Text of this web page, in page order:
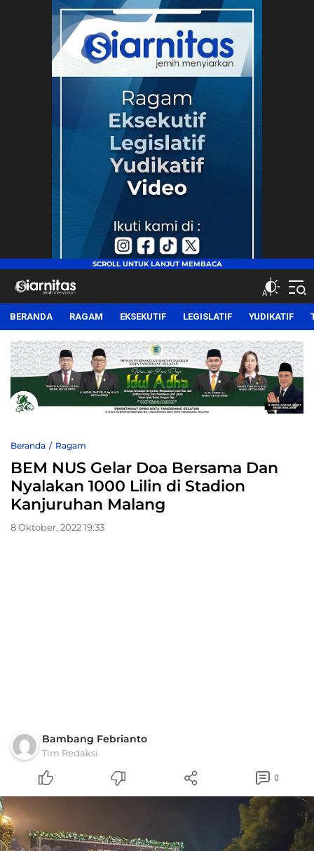
siarnitas
Jernih Menyiarkan
BERANDA RAGAM EKSEKUTIF LEGISLATIF YUDIKATIF
Beranda Ragam
BEM NUS Gelar Doa Bersama Dan
Nyalakan 1000 Lilin di Stadion
Kanjuruhan Malang
8 Oktober, 2022 19:33
Bambang Febrianto
Tim Redaksi
0